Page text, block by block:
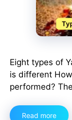
Eight types of
is different
performed?
Read more